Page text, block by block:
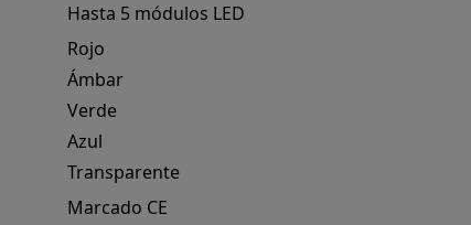
Hasta 5 módulos LED
Rojo
Ámbar
Verde
Azul
Transparente
Marcado CE